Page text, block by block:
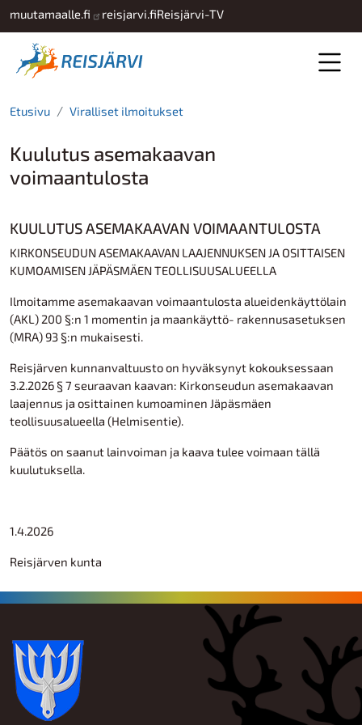
Hyppää pääsisältöön
muutamaalle.fi reisjarvi.fiReisjärvi-TV
Etusivu Viralliset ilmoitukset
Kuulutus asemakaavan
voimaantulosta
KUULUTUS ASEMAKAAVAN VOIMAANTULOSTA
KIRKONSEUDUN ASEMAKAAVAN LAAJENNUKSEN JA OSITTAISEN
KUMOAMISEN JÄPÄSMÄEN TEOLLISUUSALUEELLA
Ilmoitamme asemakaavan voimaantulosta alueidenkäyttölain
(AKL) 200 §:n 1 momentin ja maankäyttö- rakennusasetuksen
(MRA) 93 §:n mukaisesti.
Reisjärven kunnanvaltuusto on hyväksynyt kokouksessaan
3.2.2026 § 7 seuraavan kaavan: Kirkonseudun asemakaavan
laajennus ja osittainen kumoaminen Jäpäsmäen
teollisuusalueella (Helmisentie).
Päätös on saanut lainvoiman ja kaava tulee voimaan tällä
kuulutuksella.
1.4.2026
Reisjärven kunta